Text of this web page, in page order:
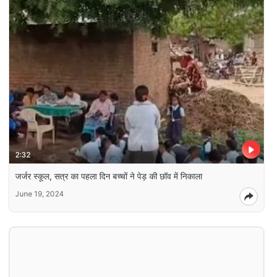
2:32
जर्जर स्कूल, सत्र का पहला दिन बच्चों ने पेड़ की छॉव में निकाला
June 19, 2024